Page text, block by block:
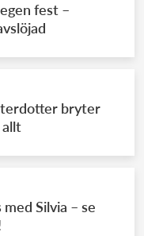
fest –
bryter
allt
Silvia – se